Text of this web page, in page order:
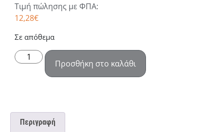
Τιμή πώλησης με ΦΠΑ:
12,28€
Σε απόθεμα
Προσθήκη στο καλάθι
Περιγραφή